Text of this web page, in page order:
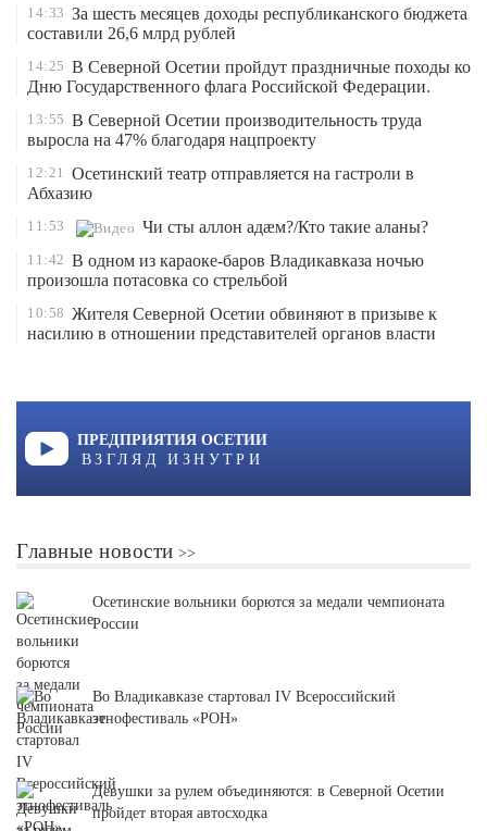
14:33 За шесть месяцев доходы республиканского бюджета
составили 26,6 млрд рублей
14:25 В Северной Осетии пройдут праздничные походы ко
Дню Государственного флага Российской Федерации.
13:55 В Северной Осетии производительность труда
выросла на 47% благодаря нацпроекту
12:21 Осетинский театр отправляется на гастроли в
Абхазию
11:53 Чи сты аллон адæм?/Кто такие аланы?
11:42 В одном из караоке-баров Владикавказа ночью
произошла потасовка со стрельбой
10:58 Жителя Северной Осетии обвиняют в призыве к
насилию в отношении представителей органов власти
ПРЕДПРИЯТИЯ ОСЕТИИ
ВЗГЛЯД ИЗНУТРИ
Главные новости
Осетинские вольники борются за медали чемпионата
России
Во Владикавказе стартовал IV Всероссийский
этнофестиваль «РОН»
Девушки за рулем объединяются: в Северной Осетии
пройдет вторая автосходка